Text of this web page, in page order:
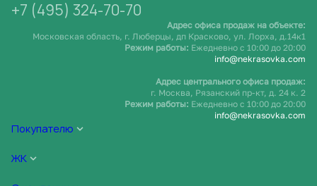
Покупателю
ЖК
+7 (495) 324-70-70
Адрес офиса продаж на объекте:
Московская область, г. Люберцы, дп Красково, ул. Лорха, д.14к1
Режим работы: Ежедневно c 10:00 до 20:00
info@nekrasovka.com
Адрес центрального офиса продаж:
г. Москва, Рязанский пр-кт, д. 24 к. 2
Режим работы: Ежедневно c 10:00 до 20:00
info@nekrasovka.com